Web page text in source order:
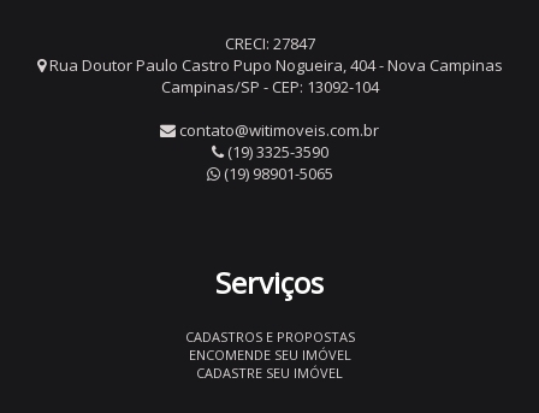
CRECI: 27847
Rua Doutor Paulo Castro Pupo Nogueira, 404 - Nova Campinas
Campinas/SP - CEP: 13092-104
contato@witimoveis.com.br
(19) 3325-3590
(19) 98901-5065
Serviços
CADASTROS E PROPOSTAS
ENCOMENDE SEU IMÓVEL
CADASTRE SEU IMÓVEL